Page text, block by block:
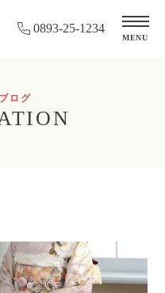
0893-25-1234
MENU
ログ